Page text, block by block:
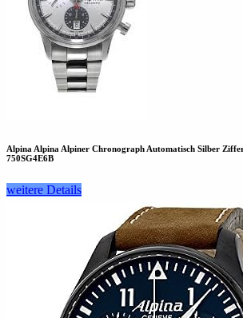
Alpina Alpina Alpiner Chronograph Automatisch Silber
750SG4E6B
weitere Details